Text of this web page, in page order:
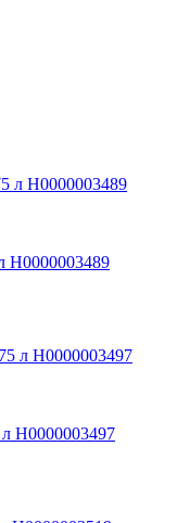
Н0000003489
Н0000003497